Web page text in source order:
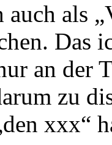
als
Das
an der
zu
xxx“